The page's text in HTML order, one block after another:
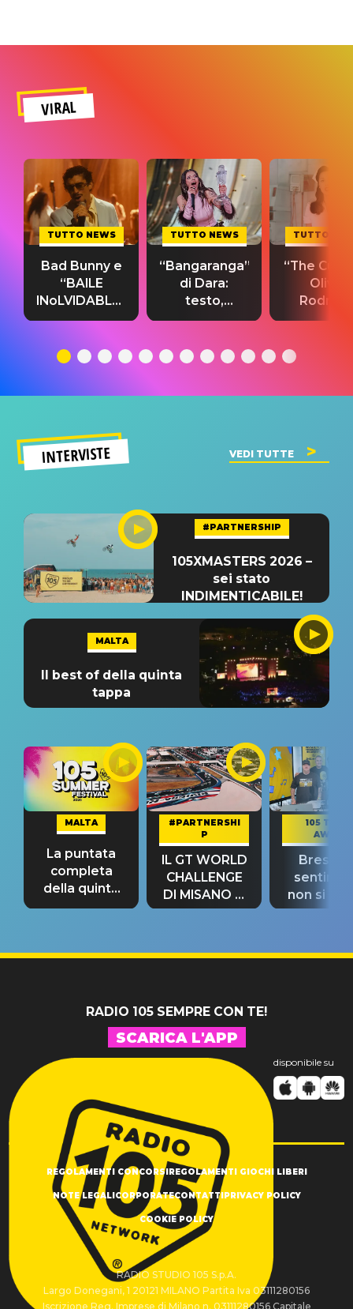
VIRAL
TUTTO NEWS
Bad Bunny e
“BAILE
INoLVIDABLE”:
testo,
significato
TUTTO NEWS
“Bangaranga”
di Dara:
testo,
traduzione e
del singolo
TUTTO
“The
Olivia
testo,
INTERVISTE VEDI TUTTE
#PARTNERSHIP
105XMASTERS 2026 –
sei stato
INDIMENTICABILE!
MALTA
Il best of della quinta
tappa
MALTA
La puntata
completa
della quinta
tappa
#PARTNERSHI
P
IL GT WORLD
CHALLENGE
DI MISANO si
riconferma
105 TAKE
AWAY
Bresh:
non si
fino alla
RADIO 105 SEMPRE CON TE!
SCARICA L'APP
disponibile su
REGOLAMENTI CONCORSIREGOLAMENTI GIOCHI LIBERI
NOTE LEGALICORPORATECONTATTIPRIVACY POLICY
COOKIE POLICY
RADIO STUDIO 105 S.p.A.
Largo Donegani, 1 20121 MILANO Partita Iva 03111280156
Iscrizione Reg. Imprese di Milano n. 03111280156 Capitale